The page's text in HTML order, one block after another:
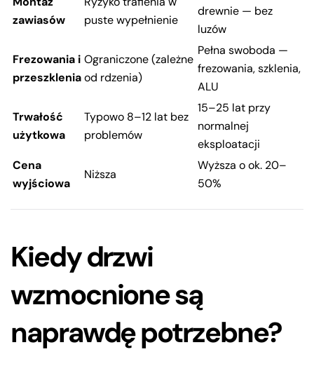
zawiasów
puste wypełnienie
drewnie — bez
luzów
Frezowania i
przeszklenia
Ograniczone (zależne
od rdzenia)
Pełna swoboda —
frezowania, szklenia,
ALU
Trwałość
użytkowa
Typowo 8–12 lat bez
problemów
15–25 lat przy
normalnej
eksploatacji
Cena
wyjściowa
Niższa
Wyższa o ok. 20–
50%
Kiedy drzwi
wzmocnione są
naprawdę potrzebne?